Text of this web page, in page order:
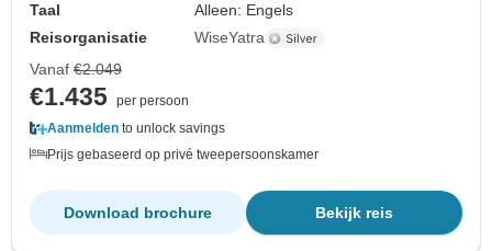
Taal
Alleen: Engels
Reisorganisatie
WiseYatra
Vanaf €2.049
€1.435 per persoon
Aanmelden to unlock savings
Prijs gebaseerd op privé tweepersoonskamer
Bekijk reis
Download brochure